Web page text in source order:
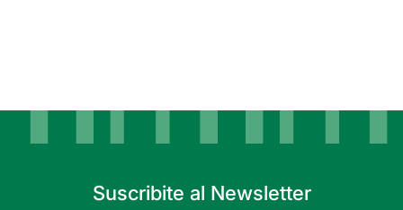
Suscribite al Newsletter